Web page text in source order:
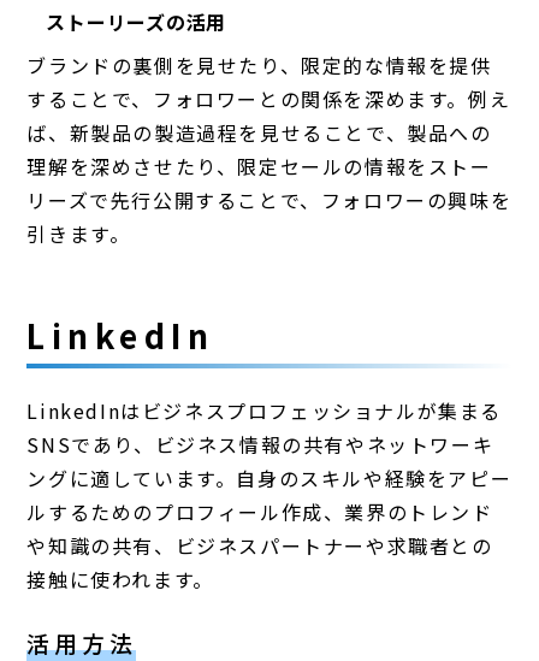
ストーリーズの活用
ブランドの裏側を見せたり、限定的な情報を提供
することで、フォロワーとの関係を深めます。例え
ば、新製品の製造過程を見せることで、製品への
理解を深めさせたり、限定セールの情報をストー
リーズで先行公開することで、フォロワーの興味を
引きます。
LinkedIn
LinkedInはビジネスプロフェッショナルが集まる
SNSであり、ビジネス情報の共有やネットワーキ
ングに適しています。自身のスキルや経験をアピー
ルするためのプロフィール作成、業界のトレンド
や知識の共有、ビジネスパートナーや求職者との
接触に使われます。
活用方法